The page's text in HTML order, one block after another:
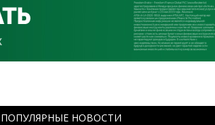
ПОПУЛЯРНЫЕ НОВОСТИ